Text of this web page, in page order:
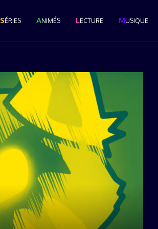
SÉRIES ANIMÉS LECTURE MUSIQUE
Le Grand Popcast #28 : La
Cérémonie des Pop...